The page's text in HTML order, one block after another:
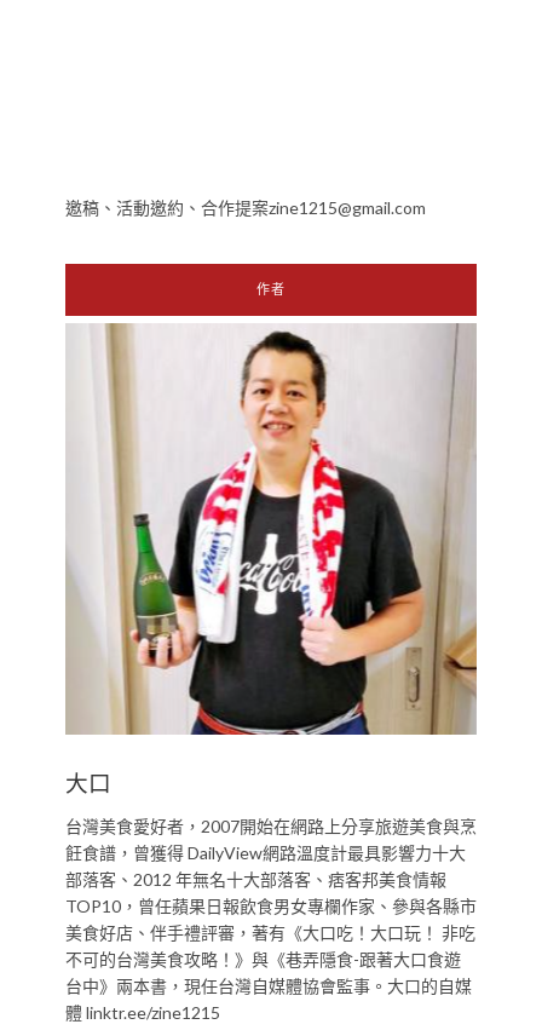
邀稿、活動邀約、合作提案zine1215@gmail.com
作者
大口
台灣美食愛好者，2007開始在網路上分享旅遊美食與烹
飪食譜，曾獲得 DailyView網路溫度計最具影響力十大
部落客、2012 年無名十大部落客、痞客邦美食情報
TOP10，曾任蘋果日報飲食男女專欄作家、參與各縣市
美食好店、伴手禮評審，著有《大口吃！大口玩！ 非吃
不可的台灣美食攻略！》與《巷弄隱食-跟著大口食遊
台中》兩本書，現任台灣自媒體協會監事。大口的自媒
體 linktr.ee/zine1215